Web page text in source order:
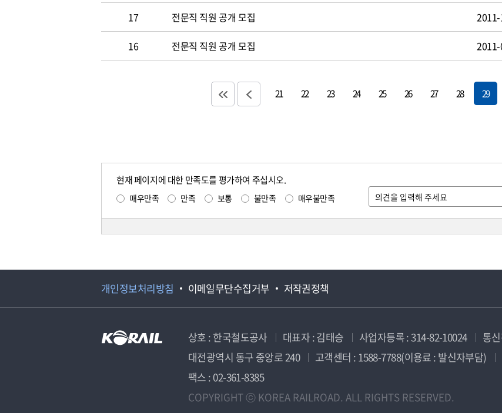
17 전문직 직원 공개 모집
16 전문직 직원 공개 모집
21 22 23 24 25 26 27 28 29
현재 페이지에 대한 만족도를 평가하여 주십시오.
매우만족 만족 보통 불만족 매우불만족
개인정보처리방침 이메일무단수집거부 저작권정책
상호 : 한국철도공사 대표자 : 김태승 사업자등록 : 314-82-10024
통
대전광역시 동구 중앙로 240
고객센터 : 1588-7788(이용료 : 발신자부담)
팩스 : 02-361-8385
COPYRIGHT ⓒ KOREA RAILROAD. ALL RIGHTS RESERVED.